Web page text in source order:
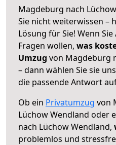
Magdeburg nach
Sie nicht weiterwissen –
Lösung für Sie! Wenn
Fragen wollen, was
Umzug von Magdeburg
– dann wählen Sie sie
die passende Antwort
Ob ein Privatumzug von
Lüchow Wendland oder
nach Lüchow Wendland,
problemlos und